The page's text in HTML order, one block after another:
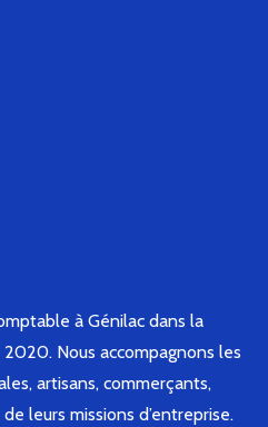
à Génilac dans la
Nous accompagnons les
artisans, commerçants,
leurs missions d’entreprise.